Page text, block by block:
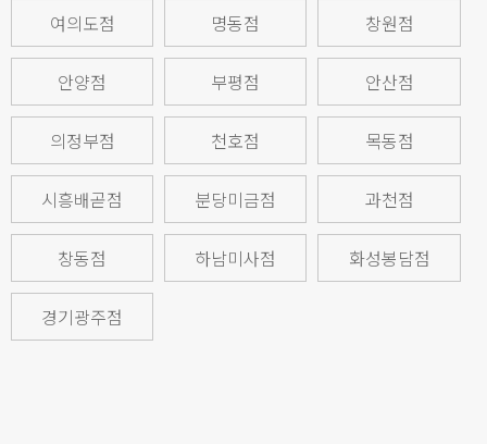
여의도점 명동점 창원점
안양점 부평점 안산점
의정부점 천호점 목동점
시흥배곧점 분당미금점 과천점
창동점 하남미사점 화성봉담점
경기광주점